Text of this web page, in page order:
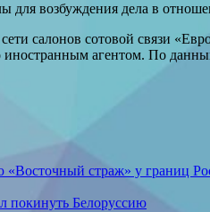
возбуждения дела в
салонов сотовой связи
агентом. По
страж» у границ
покинуть Белоруссию